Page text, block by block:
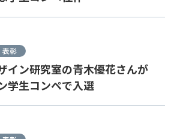
表彰
イン研究室の青木優花さんが
学生コンペで入選